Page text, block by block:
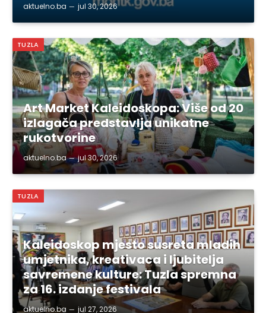
aktuelno.ba jul 30, 2026
TUZLA
Art Market Kaleidoskopa: Više od 20
izlagača predstavlja unikatne
rukotvorine
aktuelno.ba jul 30, 2026
TUZLA
Kaleidoskop mjesto susreta mladih
umjetnika, kreativaca i ljubitelja
savremene kulture: Tuzla spremna
za 16. izdanje festivala
aktuelno.ba jul 27, 2026